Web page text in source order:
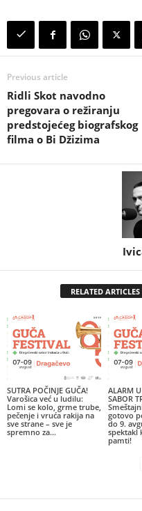
Previous article
Ridli Skot navodno
pregovara o režiranju
predstojećeg biografskog
filma o Bi Džizima
RELATED ARTICLES
SUTRA POČINJE GUČA!
Varošica već u ludilu:
Lomi se kolo, grme trube,
pečenje i vruća rakija na
sve strane – sve je
spremno za...
ALARM
SABOR
gotovo
do 9.
spektakl
pamti!